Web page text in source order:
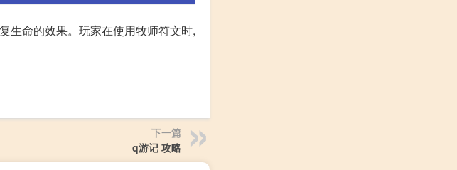
生命的效果。玩家在使用牧师符文时,
下一篇
q游记 攻略